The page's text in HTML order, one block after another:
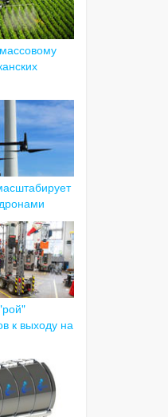
к выходу на